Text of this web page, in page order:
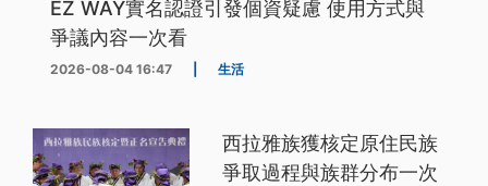
EZ WAY實名認證引發個資疑慮 使用方式與
爭議內容一次看
2026-08-04 16:47 生活
西拉雅族獲核定原住民族
爭取過程與族群分布一次